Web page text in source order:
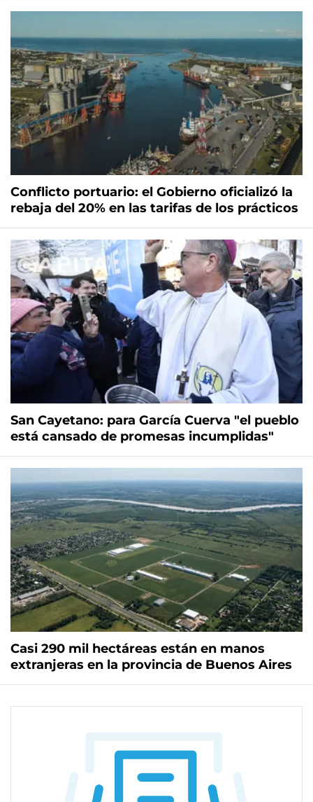
Conflicto portuario: el Gobierno oficializó la
rebaja del 20% en las tarifas de los prácticos
San Cayetano: para García Cuerva "el pueblo
está cansado de promesas incumplidas"
Casi 290 mil hectáreas están en manos
extranjeras en la provincia de Buenos Aires